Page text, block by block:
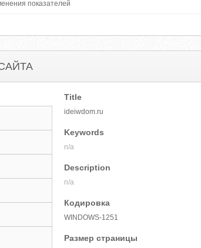
показателей
Title
ideiwdom.ru
Keywords
n/a
Description
n/a
Кодировка
WINDOWS-1251
Размер страницы